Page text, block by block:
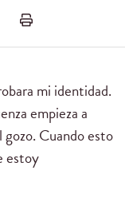
mi identidad.
empieza a
Cuando esto
estoy